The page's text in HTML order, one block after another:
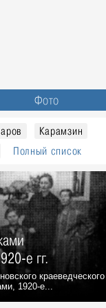
Фото
Карамзин
Полный список
е гг.
краеведческого
1920-е...